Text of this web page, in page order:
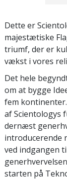
Dette er
majestætiske
triumf, der er
vækst i vores
Det hele
om at bygge
fem
af Scientologys
dernæst
introducerende
ved indgangen
starten på